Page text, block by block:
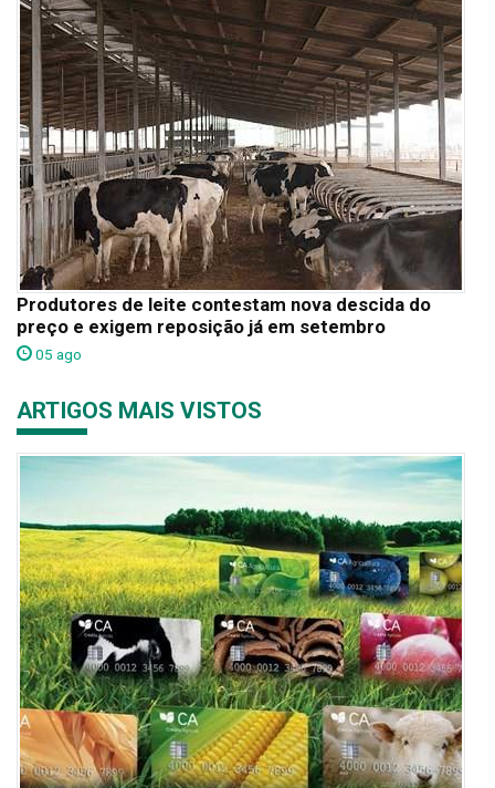
Produtores de leite contestam nova descida do
preço e exigem reposição já em setembro
05 ago
ARTIGOS MAIS VISTOS